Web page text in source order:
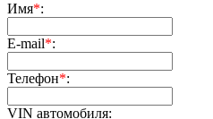
Имя*:
E-mail*:
Телефон*:
VIN автомобиля: